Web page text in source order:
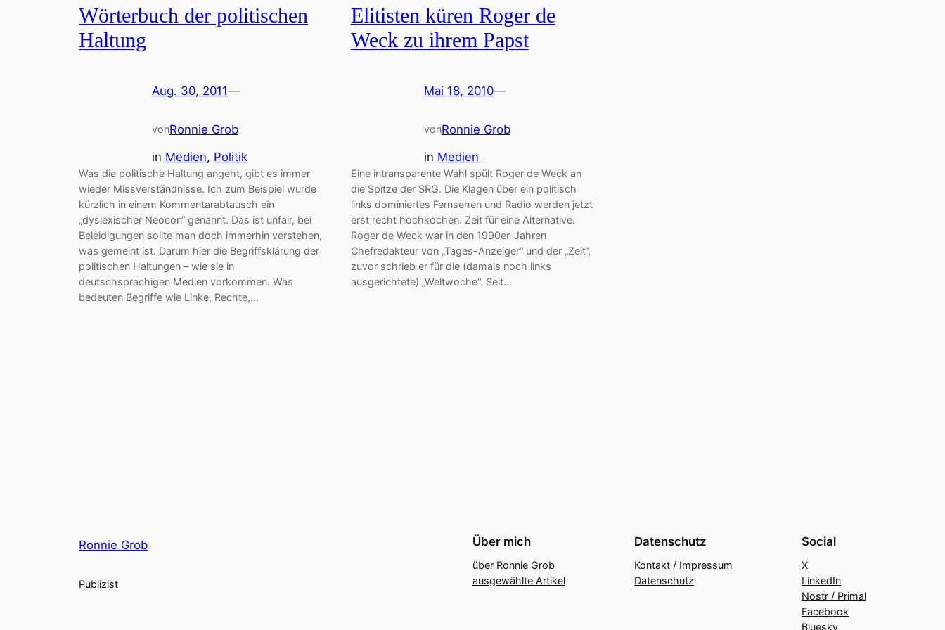
Wörterbuch der politischen
Haltung
Aug. 30, 2011—
vonRonnie Grob
in Medien, Politik
Was die politische Haltung angeht, gibt es immer
wieder Missverständnisse. Ich zum Beispiel wurde
kürzlich in einem Kommentarabtausch ein
„dyslexischer Neocon“ genannt. Das ist unfair, bei
Beleidigungen sollte man doch immerhin verstehen,
was gemeint ist. Darum hier die Begriffsklärung der
politischen Haltungen – wie sie in
deutschsprachigen Medien vorkommen. Was
bedeuten Begriffe wie Linke, Rechte,…
Elitisten küren Roger de
Weck zu ihrem Papst
Mai 18, 2010—
vonRonnie Grob
in Medien
Eine intransparente Wahl spült Roger de Weck an
die Spitze der SRG. Die Klagen über ein politisch
links dominiertes Fernsehen und Radio werden jetzt
erst recht hochkochen. Zeit für eine Alternative.
Roger de Weck war in den 1990er-Jahren
Chefredakteur von „Tages-Anzeiger“ und der „Zeit“,
zuvor schrieb er für die (damals noch links
ausgerichtete) „Weltwoche“. Seit…
Ronnie Grob
Publizist
Über mich
über Ronnie Grob
ausgewählte Artikel
Datenschutz
Kontakt / Impressum
Datenschutz
Social
X
LinkedIn
Nostr / Primal
Facebook
Bluesky